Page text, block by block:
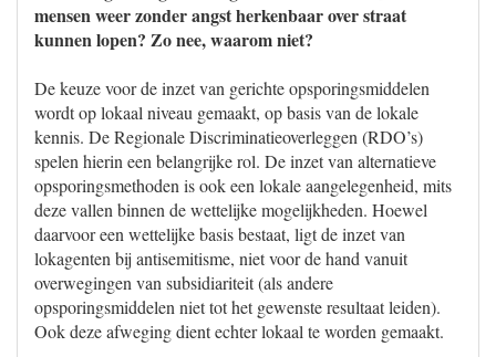
mensen weer zonder angst herkenbaar over straat
kunnen lopen? Zo nee, waarom niet?
De keuze voor de inzet van gerichte opsporingsmiddelen
wordt op lokaal niveau gemaakt, op basis van de lokale
kennis. De Regionale Discriminatieoverleggen (RDO’s)
spelen hierin een belangrijke rol. De inzet van alternatieve
opsporingsmethoden is ook een lokale aangelegenheid, mits
deze vallen binnen de wettelijke mogelijkheden. Hoewel
daarvoor een wettelijke basis bestaat, ligt de inzet van
lokagenten bij antisemitisme, niet voor de hand vanuit
overwegingen van subsidiariteit (als andere
opsporingsmiddelen niet tot het gewenste resultaat leiden).
Ook deze afweging dient echter lokaal te worden gemaakt.